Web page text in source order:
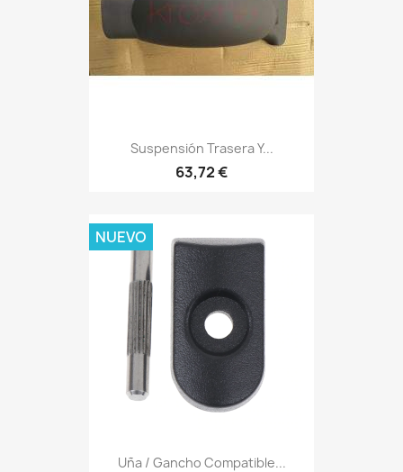
Suspensión Trasera Y...
63,72 €
Uña / Gancho Compatible...
NUEVO